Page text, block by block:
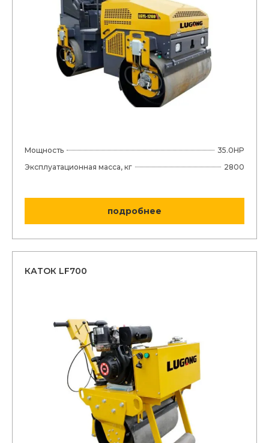
Мощность
35.0HP
Эксплуатационная масса, кг
2800
подробнее
КАТОК LF700